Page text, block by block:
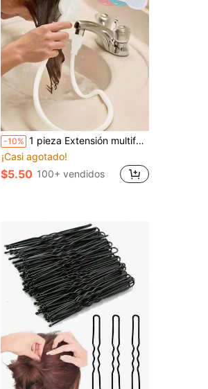
-10% 1 pieza Extensión multifuncional de grifo con ducha, de 131 cm de largo, adaptador fácil de usar para lavado de cabello, rociador de ducha para baño, conexión rápida sencilla para baño de mascotas
¡Casi agotado!
$5.50 100+ vendidos